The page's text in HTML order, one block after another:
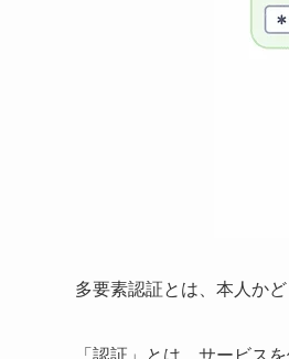
多要素認証とは、本人か
「認証」とは、サービス